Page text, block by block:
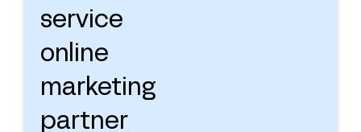
service
online
marketing
partner